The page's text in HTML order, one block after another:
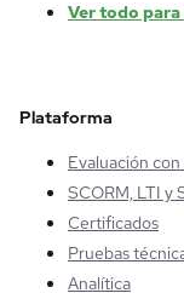
Ver todo para
Plataforma
Evaluación con
SCORM, LTI y
Certificados
Pruebas
Analítica